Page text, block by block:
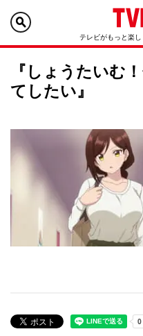
テレビがもっと楽
『しょうたいむ
てしたい』